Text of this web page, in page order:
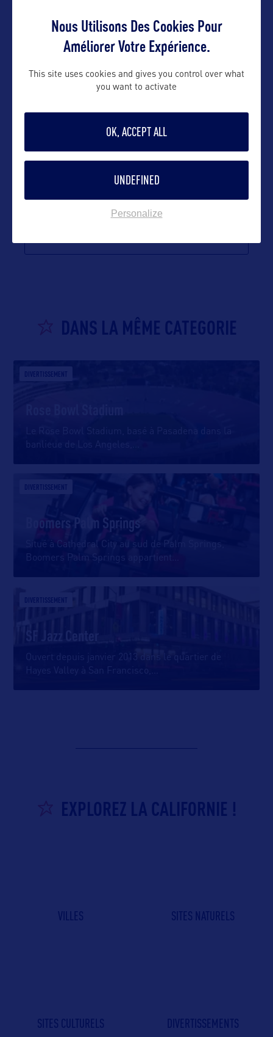
Suivre
DANS LA MÊME CATEGORIE
DIVERTISSEMENT
banlieue de Los Angeles,
DIVERTISSEMENT
Boomers Palm Springs
Situé à Cathedral City au sud de Palm Springs,
Boomers Palm Springs appartient
DIVERTISSEMENT
SF Jazz Center
Ouvert depuis janvier 2013 dans le quartier de
Hayes Valley à San Francisco,
EXPLOREZ LA CALIFORNIE !
VILLES SITES NATURELS
SITES CULTURELS DIVERTISSEMENTS
Nous Utilisons Des Cookies Pour
Améliorer Votre Expérience.
This site uses cookies and gives you control over what
you want to activate
OK, ACCEPT ALL
UNDEFINED
Personalize